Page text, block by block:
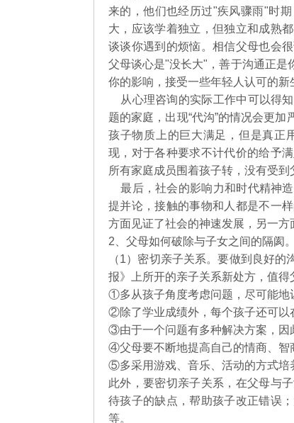
来的，他们也经历过"疾风骤雨"时
大，应该学着独立，但独立和成熟
谈谈你遇到的烦恼。相信父母也会
父母谈心是"没长大"，善于沟通正是
你的影响，接受一些年轻人认可的
从心理咨询的实际工作中可以得
题的家庭，出现“代沟”的情况会更
孩子物质上的巨大满足，但是真正
现，对于各种要求不计代价的给予
所有家庭成员围着孩子转，没有受到
最后，社会的影响力和时代精神
提并论，接触的事物和人都是不一
方面见证了社会的神速发展，另一方
2、父母如何破除与子女之间的隔阂。
（1）密切亲子关系。要做到良好
报》上所开的亲子关系新处方，值得
①多从孩子角度考虑问题，尽可能地
②除了学业成绩外，每个孩子还可以
③由于一个问题有多种解决方案，因
④父母要不断地提高自己的情商、智
⑤多采用游戏、音乐、活动的方式培
此外，要密切亲子关系，在父母与
待孩子的缺点，帮助孩子改正错误
等。